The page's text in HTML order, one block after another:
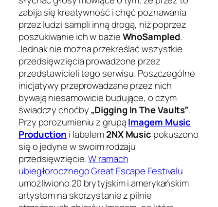
zabija się kreatywność i chęć poznawania
przez ludzi sampli inną drogą, niż poprzez
poszukiwanie ich w bazieWhoSampled.
Jednak nie można przekreślać wszystkie
przedsięwzięcia prowadzone przez
przedstawicieli tego serwisu. Poszczególne
inicjatywy przeprowadzane przez nich
bywają niesamowicie budujące, o czym
świadczy choćby„Digging In The Vaults”.
Przy porozumieniu z grupąImagem Music
Production i labelem2NX Music pokuszono
się o jedyne w swoim rodzaju
przedsięwzięcie.W ramach
ubiegłorocznego Great Escape Festivalu
umożliwiono 20 brytyjskim i amerykańskim
artystom na skorzystanie z pilnie